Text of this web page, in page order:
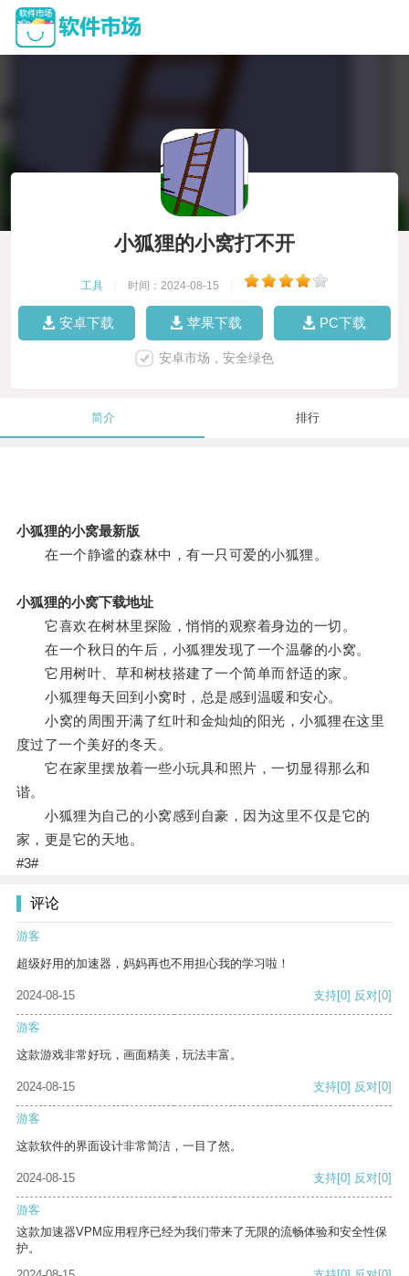
小狐狸的小窝打不开
工具 时间：2024-08-15
安卓下载 苹果下载 PC下载
安卓市场，安全绿色
简介 排行
小狐狸的小窝最新版
在一个静谧的森林中，有一只可爱的小狐狸。
小狐狸的小窝下载地址
它喜欢在树林里探险，悄悄的观察着身边的一切。
在一个秋日的午后，小狐狸发现了一个温馨的小窝。
它用树叶、草和树枝搭建了一个简单而舒适的家。
小狐狸每天回到小窝时，总是感到温暖和安心。
小窝的周围开满了红叶和金灿灿的阳光，小狐狸在这里
度过了一个美好的冬天。
它在家里摆放着一些小玩具和照片，一切显得那么和
谐。
小狐狸为自己的小窝感到自豪，因为这里不仅是它的
家，更是它的天地。
#3#
评论
游客
超级好用的加速器，妈妈再也不用担心我的学习啦！
2024-08-15 支持[0] 反对[0]
游客
这款游戏非常好玩，画面精美，玩法丰富。
2024-08-15 支持[0] 反对[0]
游客
这款软件的界面设计非常简洁，一目了然。
2024-08-15 支持[0] 反对[0]
游客
这款加速器VPM应用程序已经为我们带来了无限的流畅体验和安全性保
护。